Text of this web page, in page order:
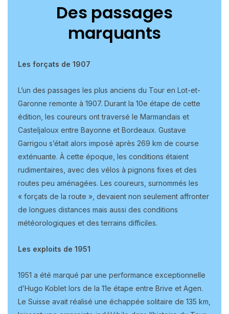
Des passages
marquants
Les forçats de 1907
L’un des passages les plus anciens du Tour en Lot-et-
Garonne remonte à 1907. Durant la 10e étape de cette
édition, les coureurs ont traversé le Marmandais et
Casteljaloux entre Bayonne et Bordeaux. Gustave
Garrigou s’était alors imposé après 269 km de course
exténuante. À cette époque, les conditions étaient
rudimentaires, avec des vélos à pignons fixes et des
routes peu aménagées. Les coureurs, surnommés les
« forçats de la route », devaient non seulement affronter
de longues distances mais aussi des conditions
météorologiques et des terrains difficiles.
Les exploits de 1951
1951 a été marqué par une performance exceptionnelle
d’Hugo Koblet lors de la 11e étape entre Brive et Agen.
Le Suisse avait réalisé une échappée solitaire de 135 km,